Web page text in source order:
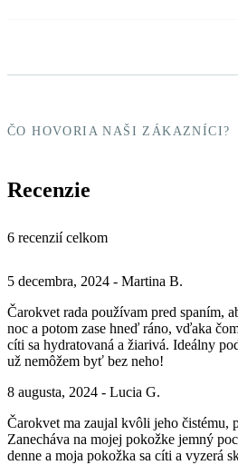
ČO HOVORIA NAŠI ZÁKAZNÍCI?
Recenzie
6 recenzií celkom
5 decembra, 2024 - Martina B.
Čarokvet rada používam pred spaním,
noc a potom zase hneď ráno, vďaka
cíti sa hydratovaná a žiarivá. Ideálny
už nemôžem byť bez neho!
8 augusta, 2024 - Lucia G.
Čarokvet ma zaujal kvôli jeho čistému,
Zanecháva na mojej pokožke jemný
denne a moja pokožka sa cíti a vyzerá